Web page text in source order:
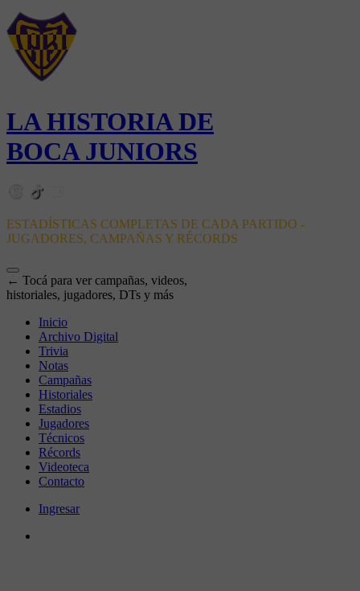
LA HISTORIA DE
BOCA JUNIORS
ESTADÍSTICAS COMPLETAS DE CADA PARTIDO -
JUGADORES, CAMPAÑAS Y RÉCORDS
← Tocá para ver campañas, videos,
historiales, jugadores, DTs y más
Inicio
Archivo Digital
Trivia
Notas
Campañas
Historiales
Estadios
Jugadores
Técnicos
Récords
Videoteca
Contacto
Ingresar